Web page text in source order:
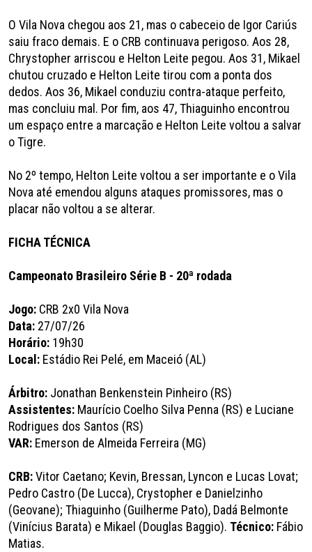
O Vila Nova chegou aos 21, mas o cabeceio de Igor Cariús
saiu fraco demais. E o CRB continuava perigoso. Aos 28,
Chrystopher arriscou e Helton Leite pegou. Aos 31, Mikael
chutou cruzado e Helton Leite tirou com a ponta dos
dedos. Aos 36, Mikael conduziu contra-ataque perfeito,
mas concluiu mal. Por fim, aos 47, Thiaguinho encontrou
um espaço entre a marcação e Helton Leite voltou a salvar
o Tigre.
No 2º tempo, Helton Leite voltou a ser importante e o Vila
Nova até emendou alguns ataques promissores, mas o
placar não voltou a se alterar.
FICHA TÉCNICA
Campeonato Brasileiro Série B - 20ª rodada
Jogo: CRB 2x0 Vila Nova
Data: 27/07/26
Horário: 19h30
Local: Estádio Rei Pelé, em Maceió (AL)
Árbitro: Jonathan Benkenstein Pinheiro (RS)
Assistentes: Maurício Coelho Silva Penna (RS) e Luciane
Rodrigues dos Santos (RS)
VAR: Emerson de Almeida Ferreira (MG)
CRB:Vitor Caetano; Kevin, Bressan, Lyncon e Lucas Lovat;
Pedro Castro (De Lucca), Crystopher e Danielzinho
(Geovane); Thiaguinho (Guilherme Pato), Dadá Belmonte
(Vinícius Barata) e Mikael (Douglas Baggio). Técnico: Fábio
Matias.